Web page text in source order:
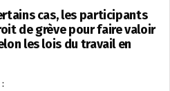
cas, les participants
de grève pour faire valoir
les lois du travail en